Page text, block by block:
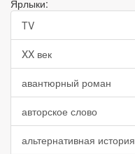
Ярлыки:
TV
XX век
авантюрный роман
авторское слово
альтернативная история